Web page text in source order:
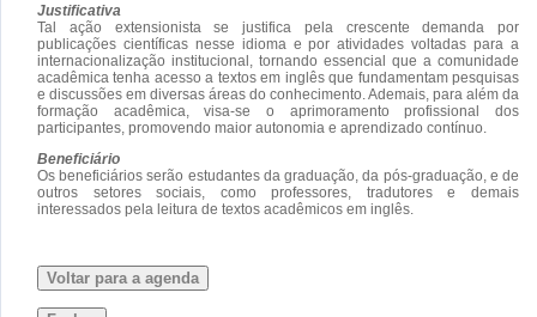
Justificativa
Tal ação extensionista se justifica pela crescente demanda por
publicações científicas nesse idioma e por atividades voltadas para a
internacionalização institucional, tornando essencial que a comunidade
acadêmica tenha acesso a textos em inglês que fundamentam pesquisas
e discussões em diversas áreas do conhecimento. Ademais, para além da
formação acadêmica, visa-se o aprimoramento profissional dos
participantes, promovendo maior autonomia e aprendizado contínuo.
Beneficiário
Os beneficiários serão estudantes da graduação, da pós-graduação, e de
outros setores sociais, como professores, tradutores e demais
interessados pela leitura de textos acadêmicos em inglês.
Voltar para a agenda